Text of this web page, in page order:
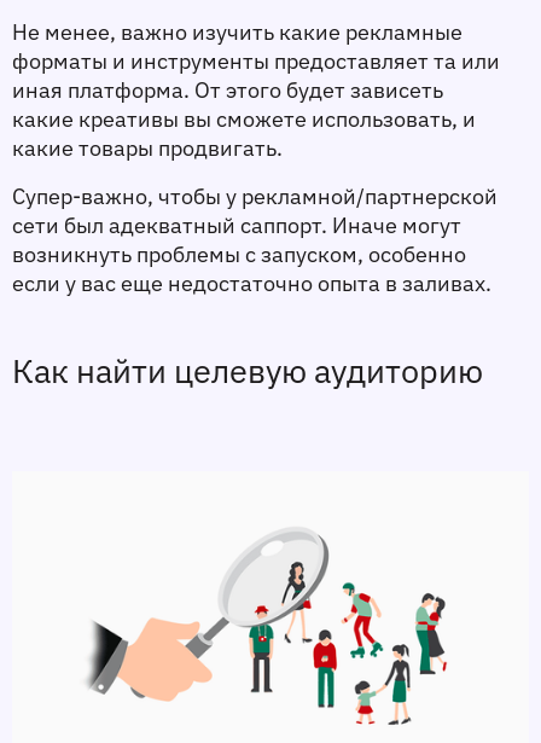
Не менее, важно изучить какие рекламные
форматы и инструменты предоставляет та или
иная платформа. От этого будет зависеть
какие креативы вы сможете использовать, и
какие товары продвигать.
Супер-важно, чтобы у рекламной/партнерской
сети был адекватный саппорт. Иначе могут
возникнуть проблемы с запуском, особенно
если у вас еще недостаточно опыта в заливах.
Как найти целевую аудиторию